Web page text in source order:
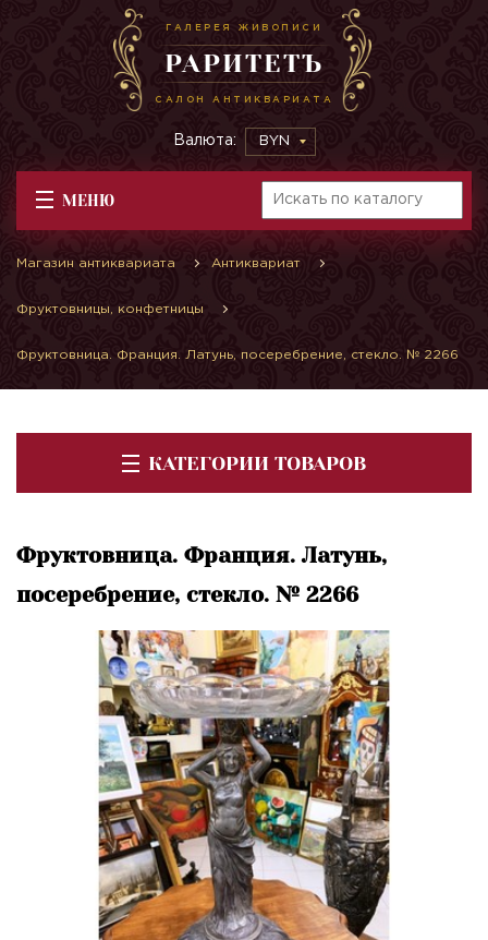
ГАЛЕРЕЯ ЖИВОПИСИ
РАРИТЕТЪ
САЛОН АНТИКВАРИАТА
Валюта: BYN
МЕНЮ
Магазин антиквариата Антиквариат
Фруктовницы, конфетницы
Фруктовница. Франция. Латунь, посеребрение, стекло. № 2266
КАТЕГОРИИ ТОВАРОВ
Фруктовница. Франция. Латунь,
посеребрение, стекло. № 2266